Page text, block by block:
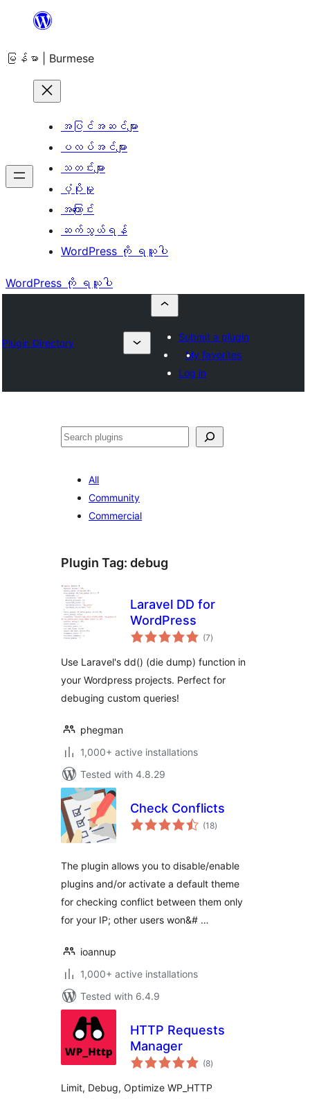
အကြောင်းအရာ
ကျော်သွား
မြန်မာ | Burmese
အပြင်အဆင်များ
ပလပ်အင်များ
သတင်းများ
ပံ့ပိုးမှု
အကြောင်း
ဆက်သွယ်ရန်
WordPress ကို ရယူပါ
WordPress ကို ရယူပါ
Plugin Directory
Submit a plugin
My favorites
Log in
ရှာ
All
Community
Commercial
Plugin Tag: debug
Laravel DD for
WordPress
(7total
ratings
)
Use Laravel's dd() (die dump) function in
your Wordpress projects. Perfect for
debuging custom queries!
phegman
1,000+ active installations
Tested with 4.8.29
Check Conflicts
(18total
ratings
)
The plugin allows you to disable/enable
plugins and/or activate a default theme
for checking conflict between them only
for your IP; other users won&# …
ioannup
1,000+ active installations
Tested with 6.4.9
HTTP Requests
Manager
(8total
ratings
)
Limit, Debug, Optimize WP_HTTP